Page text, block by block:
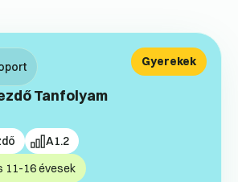
Tanfolyam
A1.2
Gyerekek
11-16 évesek